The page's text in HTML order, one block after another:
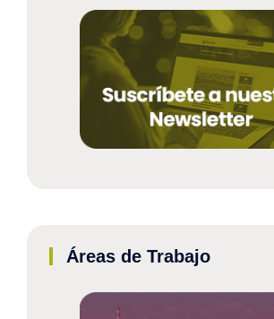
Áreas de Trabajo